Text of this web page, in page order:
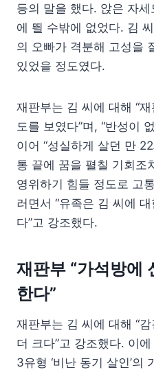
등의 말을 했다. 앉은 자
에 띌 수밖에 없었다. 김
의 오빠가 격분해 고성을
있었을 정도였다.
재판부는 김 씨에 대해 “
도를 보였다”며, “반성이
이어 “성실하게 살던 만
통 끝에 꿈을 펼칠 기회조
영위하기 힘들 정도로 고
러면서 “유족은 김 씨에
다”고 강조했다.
재판부 “가석방에
한다”
재판부는 김 씨에 대해 “
더 크다”고 강조했다. 이
3유형 ‘비난 동기 살인’의